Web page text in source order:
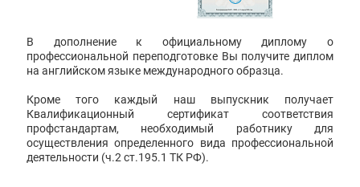
В дополнение к официальному диплому о
профессиональной переподготовке Вы получите диплом
на английском языке международного образца.
Кроме того каждый наш выпускник получает
Квалификационный сертификат соответствия
профстандартам, необходимый работнику для
осуществления определенного вида профессиональной
деятельности (ч.2 ст.195.1 ТК РФ).